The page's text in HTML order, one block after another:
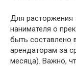
Для расторжения
нанимателя о
быть составлено
арендаторам за
месяца). Важно,